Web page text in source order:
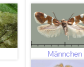
Männchen